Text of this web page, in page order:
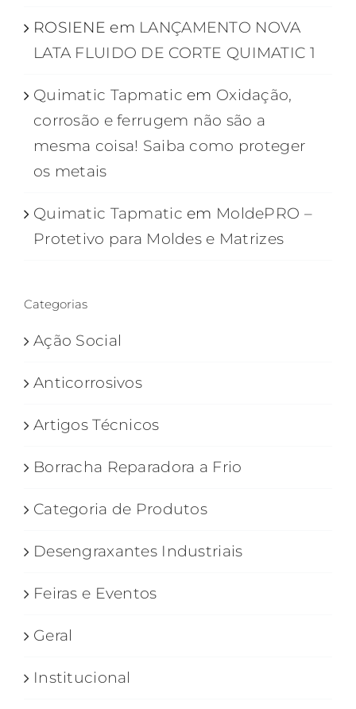
ROSIENE em LANÇAMENTO NOVA
LATA FLUIDO DE CORTE QUIMATIC 1
Quimatic Tapmatic em Oxidação,
corrosão e ferrugem não são a
mesma coisa! Saiba como proteger
os metais
Quimatic Tapmatic em MoldePRO –
Protetivo para Moldes e Matrizes
Categorias
Ação Social
Anticorrosivos
Artigos Técnicos
Borracha Reparadora a Frio
Categoria de Produtos
Desengraxantes Industriais
Feiras e Eventos
Geral
Institucional